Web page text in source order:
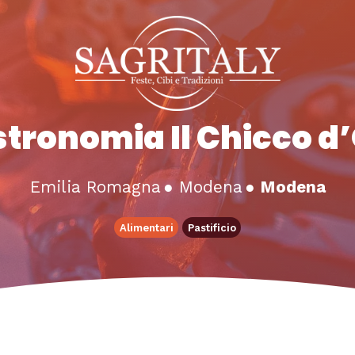
Il Chicco
Emilia Romagna●Modena ● Modena
Alimentari Pastificio